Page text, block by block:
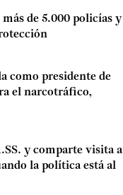
de 5.000 policías y
como presidente de
el narcotráfico,
y comparte visita a
la política está al